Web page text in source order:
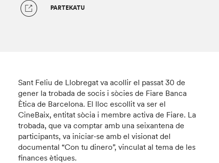
PARTEKATU
Sant Feliu de Llobregat va acollir el passat 30 de
gener la trobada de socis i sòcies de Fiare Banca
Ètica de Barcelona. El lloc escollit va ser el
CineBaix, entitat sòcia i membre activa de Fiare. La
trobada, que va comptar amb una seixantena de
participants, va iniciar-se amb el visionat del
documental “Con tu dinero”, vinculat al tema de les
finances ètiques.